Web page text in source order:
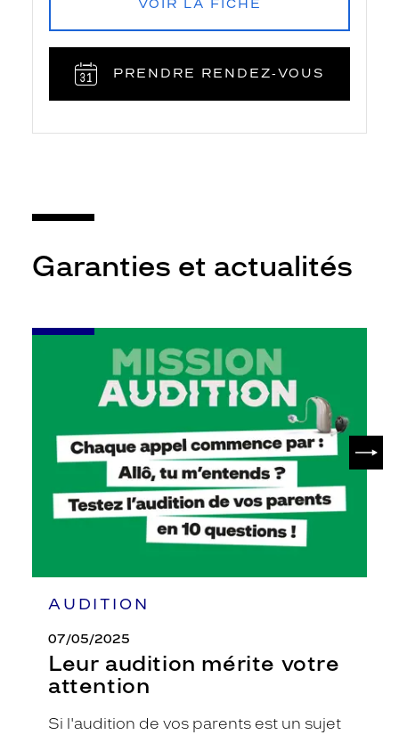
VOIR LA FICHE
PRENDRE RENDEZ‑VOUS
Garanties et actualités
AUDITION
07/05/2025
Leur audition mérite votre
attention
Si l'audition de vos parents est un sujet
-